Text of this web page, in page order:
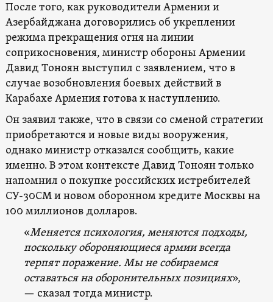
После того, как руководители Армении и
Азербайджана договорились об укреплении
режима прекращения огня на линии
соприкосновения, министр обороны Армении
Давид Тоноян выступил с заявлением, что в
случае возобновления боевых действий в
Карабахе Армения готова к наступлению.
Он заявил также, что в связи со сменой стратегии
приобретаются и новые виды вооружения,
однако министр отказался сообщить, какие
именно. В этом контексте Давид Тоноян только
напомнил о покупке российских истребителей
СУ-30СМ и новом оборонном кредите Москвы на
100 миллионов долларов.
«Меняется психология, меняются подходы,
поскольку обороняющиеся армии всегда
терпят поражение. Мы не собираемся
оставаться на оборонительных позициях»,
— сказал тогда министр.